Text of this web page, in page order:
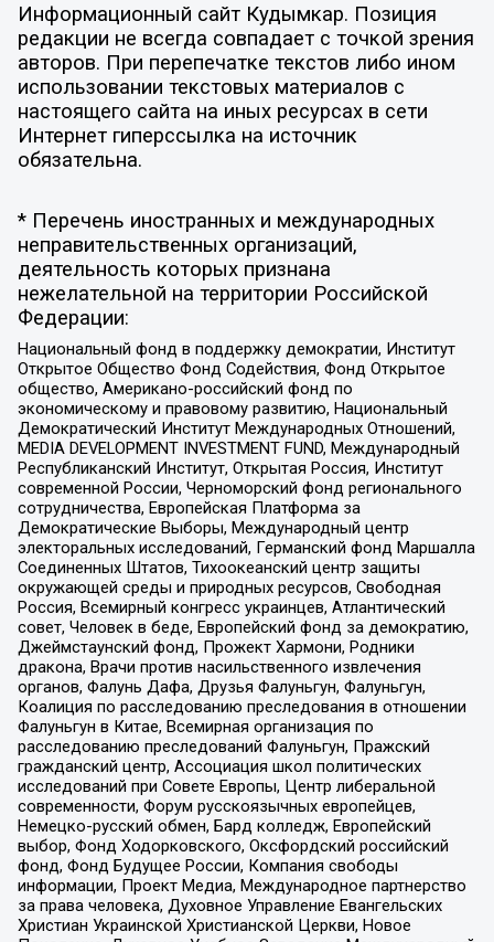
Информационный сайт Кудымкар. Позиция
редакции не всегда совпадает с точкой зрения
авторов. При перепечатке текстов либо ином
использовании текстовых материалов с
настоящего сайта на иных ресурсах в сети
Интернет гиперссылка на источник
обязательна.
* Перечень иностранных и международных
неправительственных организаций,
деятельность которых признана
нежелательной на территории Российской
Федерации:
Национальный фонд в поддержку демократии, Институт
Открытое Общество Фонд Содействия, Фонд Открытое
общество, Американо-российский фонд по
экономическому и правовому развитию, Национальный
Демократический Институт Международных Отношений,
MEDIA DEVELOPMENT INVESTMENT FUND, Международный
Республиканский Институт, Открытая Россия, Институт
современной России, Черноморский фонд регионального
сотрудничества, Европейская Платформа за
Демократические Выборы, Международный центр
электоральных исследований, Германский фонд Маршалла
Соединенных Штатов, Тихоокеанский центр защиты
окружающей среды и природных ресурсов, Свободная
Россия, Всемирный конгресс украинцев, Атлантический
совет, Человек в беде, Европейский фонд за демократию,
Джеймстаунский фонд, Прожект Хармони, Родники
дракона, Врачи против насильственного извлечения
органов, Фалунь Дафа, Друзья Фалуньгун, Фалуньгун,
Коалиция по расследованию преследования в отношении
Фалуньгун в Китае, Всемирная организация по
расследованию преследований Фалуньгун, Пражский
гражданский центр, Ассоциация школ политических
исследований при Совете Европы, Центр либеральной
современности, Форум русскоязычных европейцев,
Немецко-русский обмен, Бард колледж, Европейский
выбор, Фонд Ходорковского, Оксфордский российский
фонд, Фонд Будущее России, Компания свободы
информации, Проект Медиа, Международное партнерство
за права человека, Духовное Управление Евангельских
Христиан Украинской Христианской Церкви, Новое